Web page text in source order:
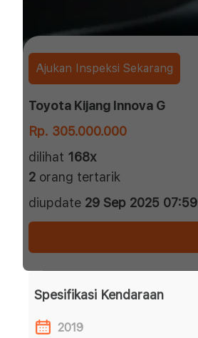
Ajukan Inspeksi Sekarang
Toyota Kijang Innova G
Rp. 305.000.000
dilihat 168x
2 orang tertarik
diupdate 29 Sep 2025 07:59
Spesifikasi Kendaraan
2019